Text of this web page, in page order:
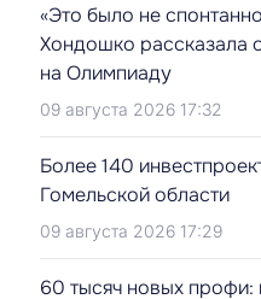
«Это было не
Хондошко рассказала
на Олимпиаду
09 августа 2026 17:32
Более 140
Гомельской области
09 августа 2026 17:29
60 тысяч новых профи: